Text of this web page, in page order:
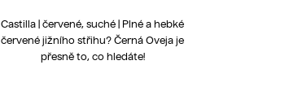
Castilla | červené, suché | Plné a hebké
červené jižního střihu? Černá Oveja je
přesně to, co hledáte!